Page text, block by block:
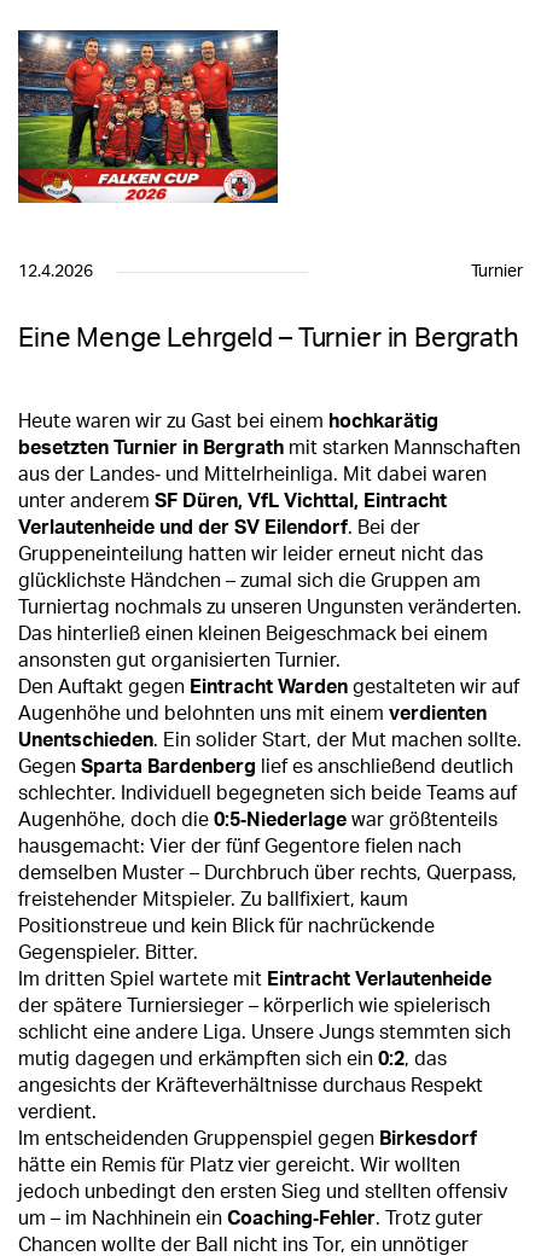
12.4.2026 Turnier
Eine Menge Lehrgeld – Turnier in Bergrath
Heute waren wir zu Gast bei einem hochkarätig
besetzten Turnier in Bergrath mit starken Mannschaften
aus der Landes‑ und Mittelrheinliga. Mit dabei waren
unter anderem SF Düren, VfL Vichttal, Eintracht
Verlautenheide und der SV Eilendorf. Bei der
Gruppeneinteilung hatten wir leider erneut nicht das
glücklichste Händchen – zumal sich die Gruppen am
Turniertag nochmals zu unseren Ungunsten veränderten.
Das hinterließ einen kleinen Beigeschmack bei einem
ansonsten gut organisierten Turnier.
Den Auftakt gegen Eintracht Warden gestalteten wir auf
Augenhöhe und belohnten uns mit einem verdienten
Unentschieden. Ein solider Start, der Mut machen sollte.
Gegen Sparta Bardenberg lief es anschließend deutlich
schlechter. Individuell begegneten sich beide Teams auf
Augenhöhe, doch die 0:5‑Niederlage war größtenteils
hausgemacht: Vier der fünf Gegentore fielen nach
demselben Muster – Durchbruch über rechts, Querpass,
freistehender Mitspieler. Zu ballfixiert, kaum
Positionstreue und kein Blick für nachrückende
Gegenspieler. Bitter.
Im dritten Spiel wartete mit Eintracht Verlautenheide
der spätere Turniersieger – körperlich wie spielerisch
schlicht eine andere Liga. Unsere Jungs stemmten sich
mutig dagegen und erkämpften sich ein 0:2, das
angesichts der Kräfteverhältnisse durchaus Respekt
verdient.
Im entscheidenden Gruppenspiel gegen Birkesdorf
hätte ein Remis für Platz vier gereicht. Wir wollten
jedoch unbedingt den ersten Sieg und stellten offensiv
um – im Nachhinein ein Coaching‑Fehler. Trotz guter
Chancen wollte der Ball nicht ins Tor, ein unnötiger